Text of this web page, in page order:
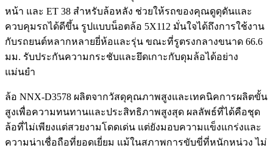
หน้า และ ET 38 สำหรับล้อหลัง ช่วยให้รถของคุณดูดุดันและ
ควบคุมรถได้ดีขึ้น รูปแบบน็อตล้อ 5X112 มั่นใจได้ถึงการใช้งาน
กับรถยนต์หลากหลายยี่ห้อและรุ่น ขณะที่รูตรงกลางขนาด 66.6
มม. รับประกันความกระชับและยึดเกาะกับดุมล้อได้อย่าง
แม่นยำ
ล้อ NNX-D3578 ผลิตจากวัสดุคุณภาพสูงและเทคนิคการผลิตขั้น
สูงเพื่อความทนทานและประสิทธิภาพสูงสุด ผลลัพธ์ที่ได้คือชุด
ล้อที่ไม่เพียงแต่สวยงามโดดเด่น แต่ยังมอบความแข็งแกร่งและ
ความน่าเชื่อถือที่ยอดเยี่ยม แม้ในสภาพการขับขี่ที่หนักหน่วง ไม่